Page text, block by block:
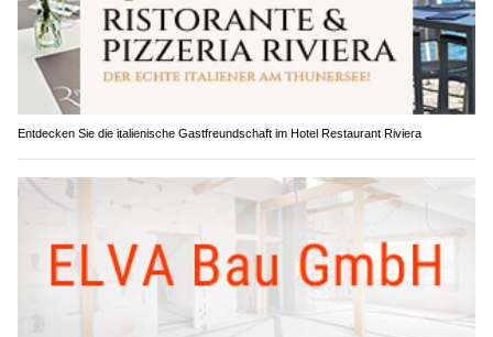
Entdecken Sie die italienische Gastfreundschaft im Hotel Restaurant Riviera